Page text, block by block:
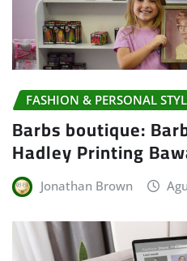
FASHION & PERSONAL
Barbs boutique:
Hadley Printing
Jonathan Brown